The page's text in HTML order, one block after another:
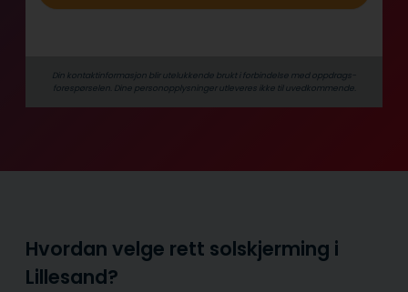
Din kontaktinformasjon blir utelukkende brukt i forbindelse med oppdrags­
forespørselen. Dine person­­opplysninger utleveres ikke til uvedkommende.
Hvordan velge rett solskjerming i
Lillesand?